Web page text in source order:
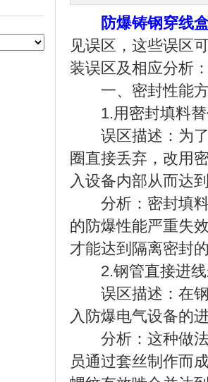
防爆铸钢穿线
见误区，这些误区
装误区及相应分析
一、密封性能方
1.用密封填料替
误区描述：为了
圈直接丢弃，改用
入设备内部从而达
分析：密封填料
的防爆性能严重失
才能达到隔离密封
2.钢管直接进线
误区描述：在钢
入防爆电气设备的
分析：这种做法
员通过套丝制作而